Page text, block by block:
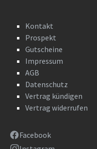
Kontakt
Prospekt
Gutscheine
Impressum
AGB
Datenschutz
Vertrag kündigen
Vertrag widerrufen
Facebook